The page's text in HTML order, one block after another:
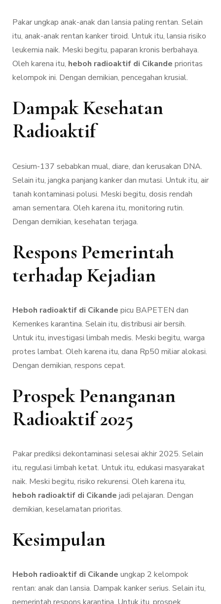
Pakar ungkap anak-anak dan lansia paling rentan. Selain
itu, anak-anak rentan kanker tiroid. Untuk itu, lansia risiko
leukemia naik. Meski begitu, paparan kronis berbahaya.
Oleh karena itu, heboh radioaktif di Cikande prioritas
kelompok ini. Dengan demikian, pencegahan krusial.
Dampak Kesehatan
Radioaktif
Cesium-137 sebabkan mual, diare, dan kerusakan DNA.
Selain itu, jangka panjang kanker dan mutasi. Untuk itu, air
tanah kontaminasi polusi. Meski begitu, dosis rendah
aman sementara. Oleh karena itu, monitoring rutin.
Dengan demikian, kesehatan terjaga.
Respons Pemerintah
terhadap Kejadian
Heboh radioaktif di Cikande picu BAPETEN dan
Kemenkes karantina. Selain itu, distribusi air bersih.
Untuk itu, investigasi limbah medis. Meski begitu, warga
protes lambat. Oleh karena itu, dana Rp50 miliar alokasi.
Dengan demikian, respons cepat.
Prospek Penanganan
Radioaktif 2025
Pakar prediksi dekontaminasi selesai akhir 2025. Selain
itu, regulasi limbah ketat. Untuk itu, edukasi masyarakat
naik. Meski begitu, risiko rekurensi. Oleh karena itu,
heboh radioaktif di Cikande jadi pelajaran. Dengan
demikian, keselamatan prioritas.
Kesimpulan
Heboh radioaktif di Cikande ungkap 2 kelompok
rentan: anak dan lansia. Dampak kanker serius. Selain itu,